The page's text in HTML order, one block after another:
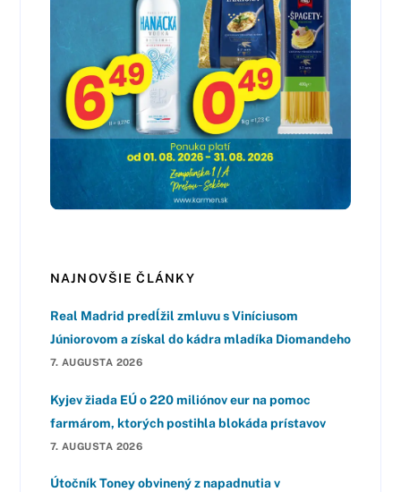
NAJNOVŠIE ČLÁNKY
Real Madrid predĺžil zmluvu s Viníciusom
Júniorovom a získal do kádra mladíka Diomandeho
7. AUGUSTA 2026
Kyjev žiada EÚ o 220 miliónov eur na pomoc
farmárom, ktorých postihla blokáda prístavov
7. AUGUSTA 2026
Útočník Toney obvinený z napadnutia v